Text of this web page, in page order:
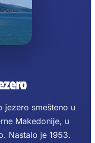
jezero smešteno u
Makedonije, u
Nastalo je 1953.